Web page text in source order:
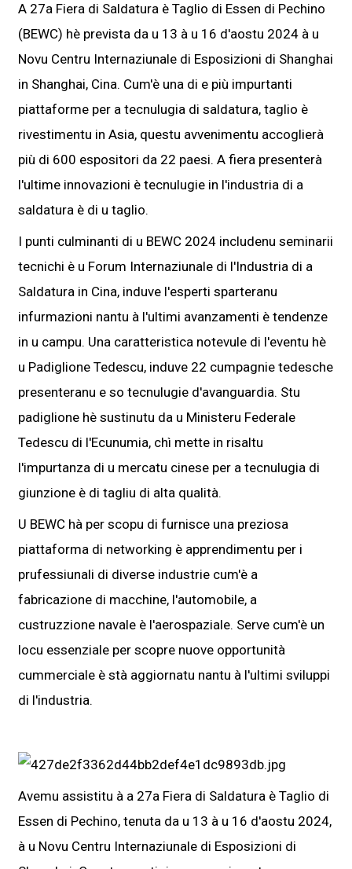
A 27a Fiera di Saldatura è Taglio di Essen di Pechino
(BEWC) hè prevista da u 13 à u 16 d'aostu 2024 à u
Novu Centru Internaziunale di Esposizioni di Shanghai
in Shanghai, Cina. Cum'è una di e più impurtanti
piattaforme per a tecnulugia di saldatura, taglio è
rivestimentu in Asia, questu avvenimentu accoglierà
più di 600 espositori da 22 paesi. A fiera presenterà
l'ultime innovazioni è tecnulugie in l'industria di a
saldatura è di u taglio.
I punti culminanti di u BEWC 2024 includenu seminarii
tecnichi è u Forum Internaziunale di l'Industria di a
Saldatura in Cina, induve l'esperti sparteranu
infurmazioni nantu à l'ultimi avanzamenti è tendenze
in u campu. Una caratteristica notevule di l'eventu hè
u Padiglione Tedescu, induve 22 cumpagnie tedesche
presenteranu e so tecnulugie d'avanguardia. Stu
padiglione hè sustinutu da u Ministeru Federale
Tedescu di l'Ecunumia, chì mette in risaltu
l'impurtanza di u mercatu cinese per a tecnulugia di
giunzione è di tagliu di alta qualità.
U BEWC hà per scopu di furnisce una preziosa
piattaforma di networking è apprendimentu per i
prufessiunali di diverse industrie cum'è a
fabricazione di macchine, l'automobile, a
custruzzione navale è l'aerospaziale. Serve cum'è un
locu essenziale per scopre nuove opportunità
cummerciale è stà aggiornatu nantu à l'ultimi sviluppi
di l'industria.
Avemu assistitu à a 27a Fiera di Saldatura è Taglio di
Essen di Pechino, tenuta da u 13 à u 16 d'aostu 2024,
à u Novu Centru Internaziunale di Esposizioni di